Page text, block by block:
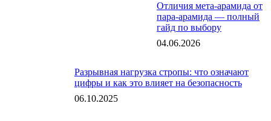
Отличия мета-арамида от
пара-арамида — полный
гайд по выбору
04.06.2026
Разрывная нагрузка стропы: что означают
цифры и как это влияет на безопасность
06.10.2025